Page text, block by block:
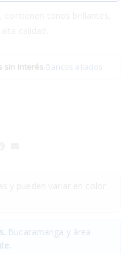
sin interés.Bancos aliados
Bucaramanga y área